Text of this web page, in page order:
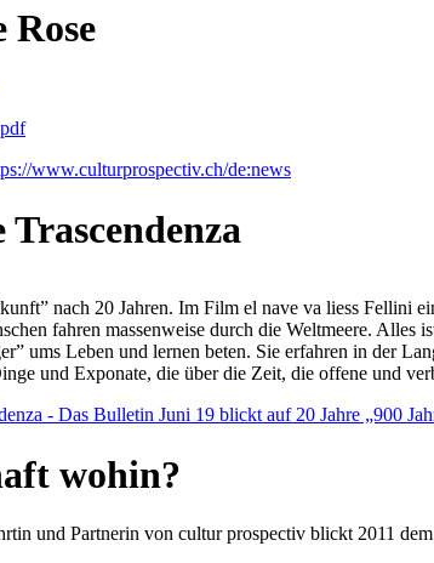
Rose
www.culturprospectiv.ch/de:news
nach 20 Jahren. Im Film el nave va liess Fellini
fahren massenweise durch die Weltmeere.
ums Leben und lernen beten. Sie erfahren in der
und Exponate, die über die Zeit, die offene und
- Das Bulletin Juni 19 blickt auf 20 Jahre „900
wohin?
und Partnerin von cultur prospectiv blickt 2011